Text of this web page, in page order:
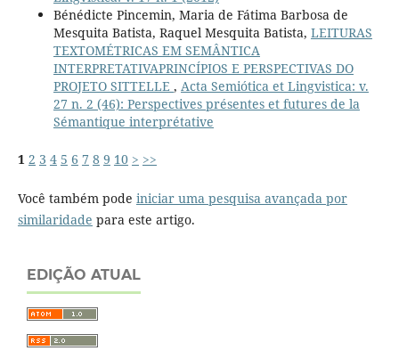
Bénédicte Pincemin, Maria de Fátima Barbosa de
Mesquita Batista, Raquel Mesquita Batista, LEITURAS
TEXTOMÉTRICAS EM SEMÂNTICA
INTERPRETATIVAPRINCÍPIOS E PERSPECTIVAS DO
PROJETO SITTELLE , Acta Semiótica et Lingvistica: v.
27 n. 2 (46): Perspectives présentes et futures de la
Sémantique interprétative
1 2 3 4 5 6 7 8 9 10 > >>
Você também pode iniciar uma pesquisa avançada por
similaridade para este artigo.
EDIÇÃO ATUAL